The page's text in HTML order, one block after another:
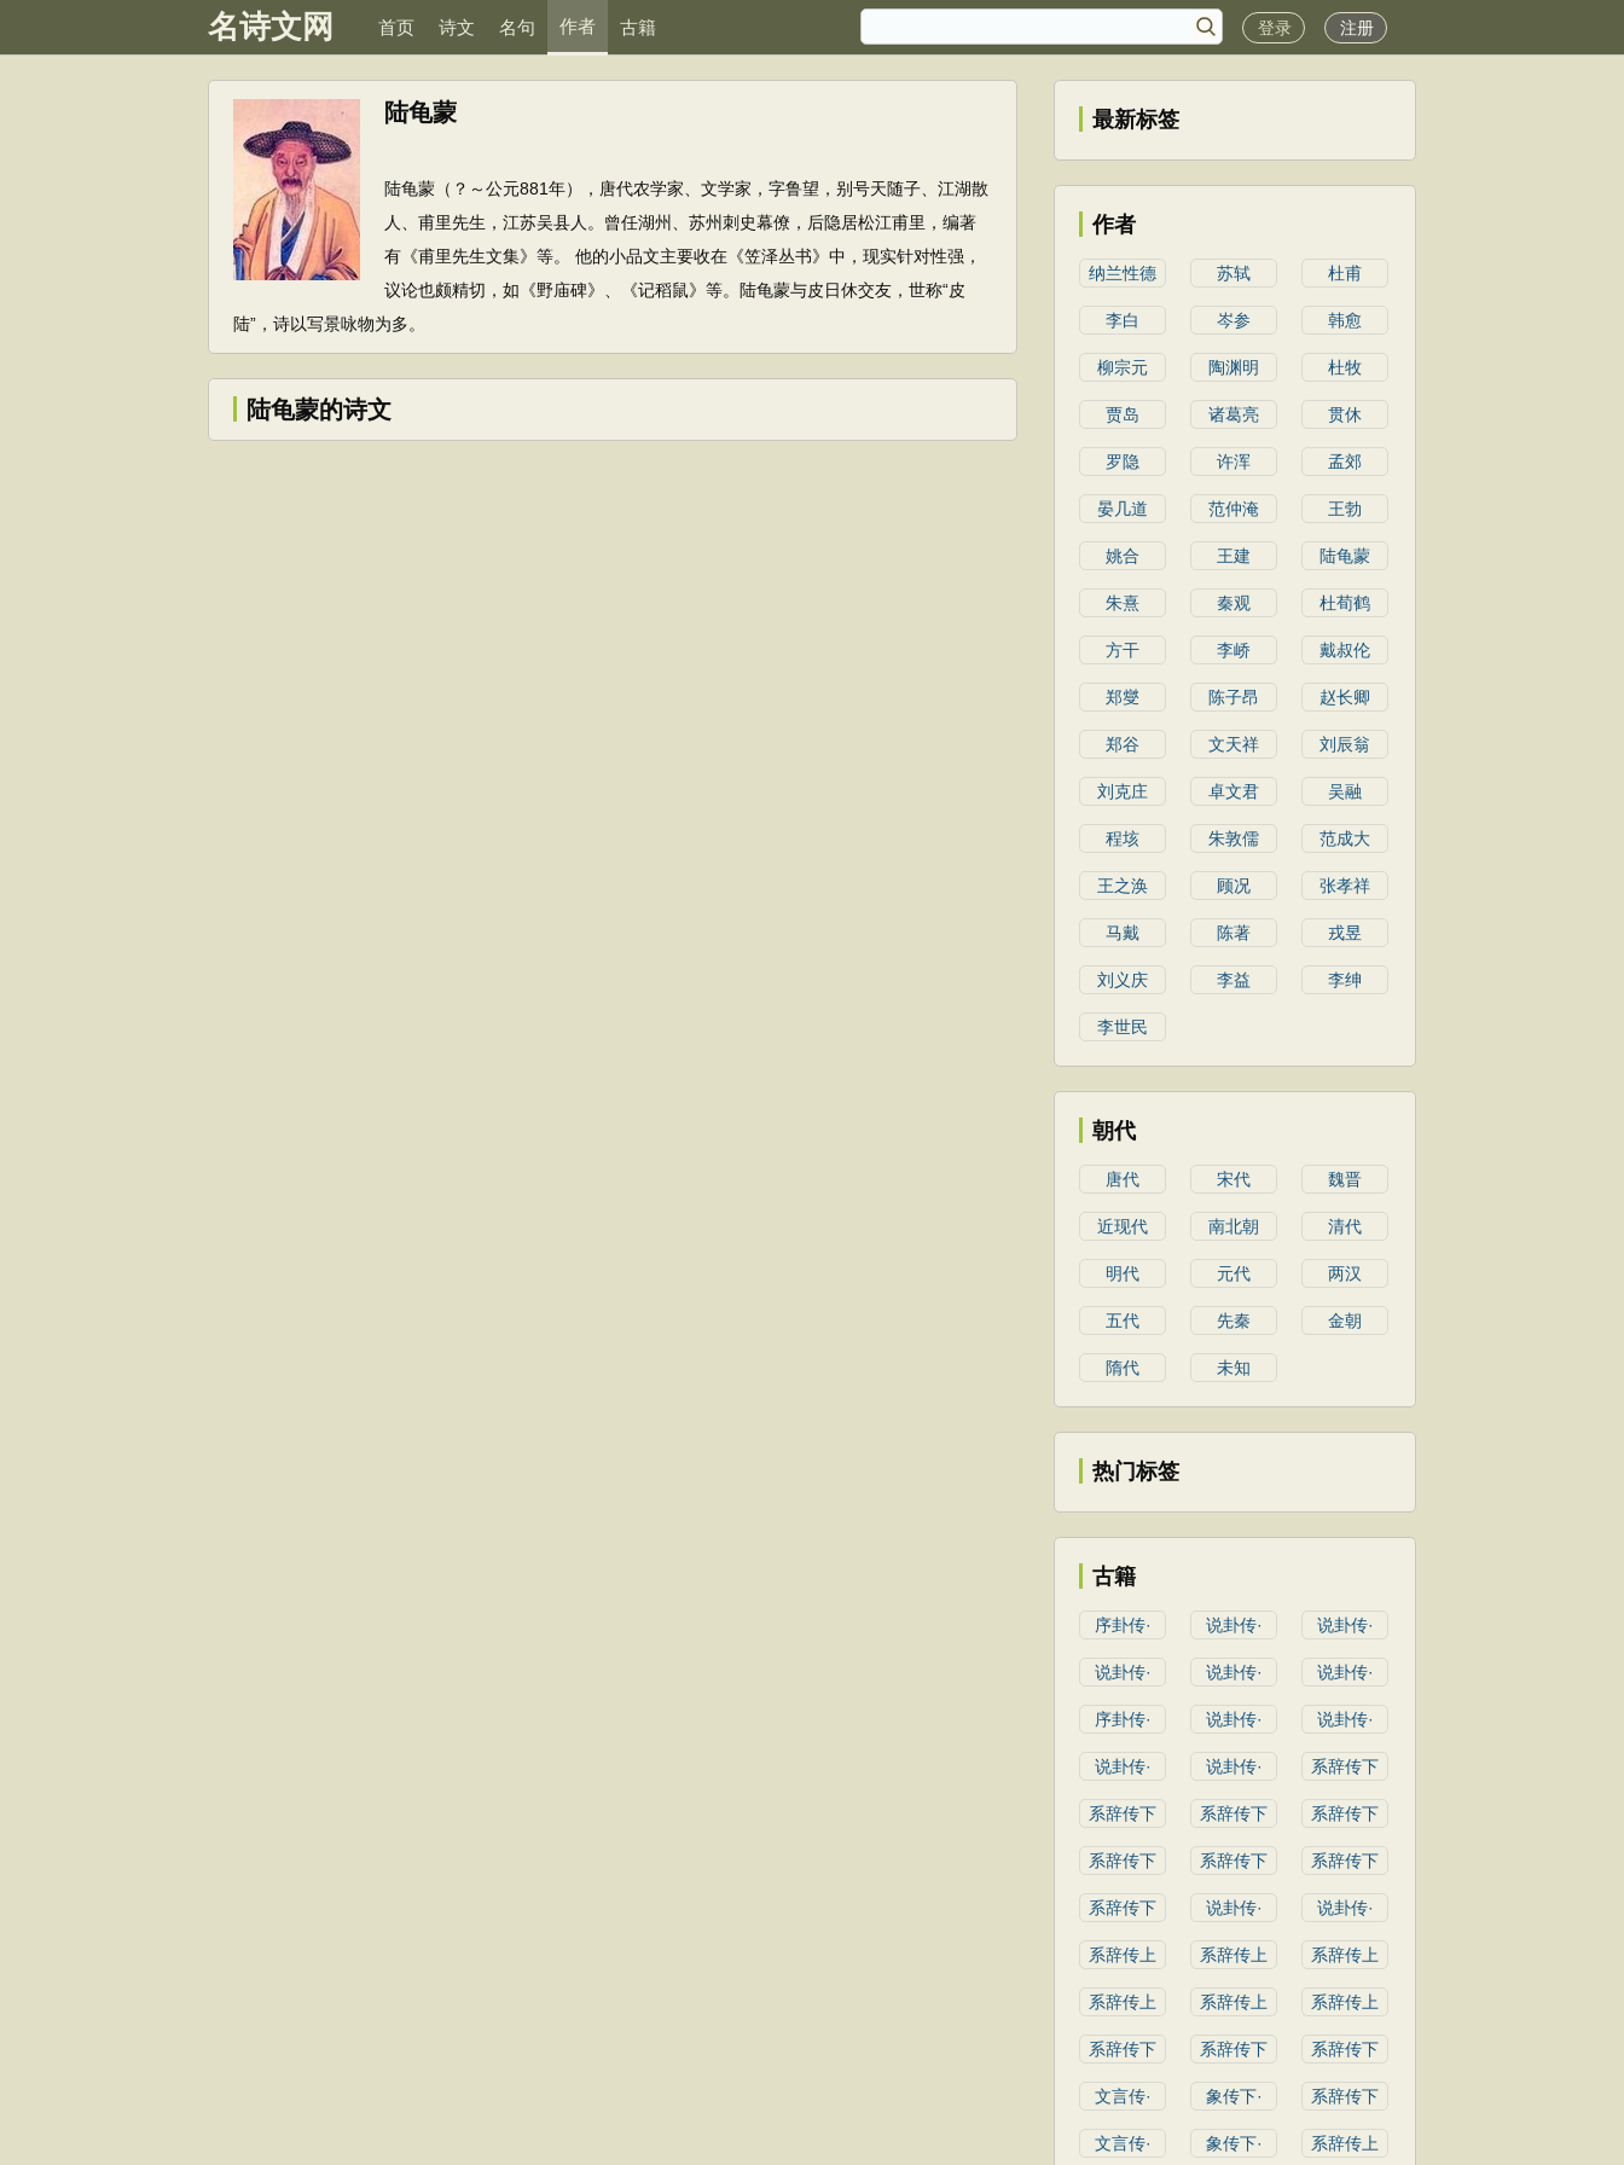
名诗文网 首页 诗文 名句 作者 古籍 登录 注册
陆龟蒙
陆龟蒙（？～公元881年），唐代农学家、文学家，字鲁望，别号天随子、江湖散
人、甫里先生，江苏吴县人。曾任湖州、苏州刺史幕僚，后隐居松江甫里，编著
有《甫里先生文集》等。 他的小品文主要收在《笠泽丛书》中，现实针对性强，
议论也颇精切，如《野庙碑》、《记稻鼠》等。陆龟蒙与皮日休交友，世称“皮
陆”，诗以写景咏物为多。
陆龟蒙的诗文
最新标签
作者
纳兰性德 苏轼 杜甫
李白 岑参 韩愈
柳宗元 陶渊明 杜牧
贾岛 诸葛亮 贯休
罗隐 许浑 孟郊
晏几道 范仲淹 王勃
姚合 王建 陆龟蒙
朱熹 秦观 杜荀鹤
方干 李峤 戴叔伦
郑燮 陈子昂 赵长卿
郑谷 文天祥 刘辰翁
刘克庄 卓文君 吴融
程垓 朱敦儒 范成大
王之涣 顾况 张孝祥
马戴 陈著 戎昱
刘义庆 李益 李绅
李世民
朝代
唐代 宋代 魏晋
近现代 南北朝 清代
明代 元代 两汉
五代 先秦 金朝
隋代 未知
热门标签
古籍
序卦传· 说卦传· 说卦传·
说卦传· 说卦传· 说卦传·
序卦传· 说卦传· 说卦传·
说卦传· 说卦传· 系辞传下
系辞传下 系辞传下 系辞传下
系辞传下 系辞传下 系辞传下
系辞传下 说卦传· 说卦传·
系辞传上 系辞传上 系辞传上
系辞传上 系辞传上 系辞传上
系辞传下 系辞传下 系辞传下
文言传· 象传下· 系辞传下
文言传· 象传下· 系辞传上